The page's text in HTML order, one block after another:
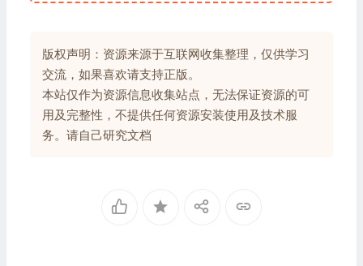
版权声明：资源来源于互联网收集整理，仅供学习
交流，如果喜欢请支持正版。
本站仅作为资源信息收集站点，无法保证资源的可
用及完整性，不提供任何资源安装使用及技术服
务。请自己研究文档